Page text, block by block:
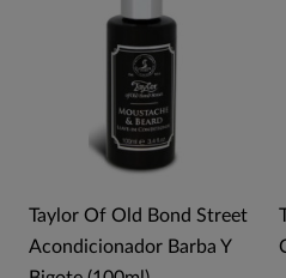
Taylor Of Old Bond Street
Acondicionador Barba Y